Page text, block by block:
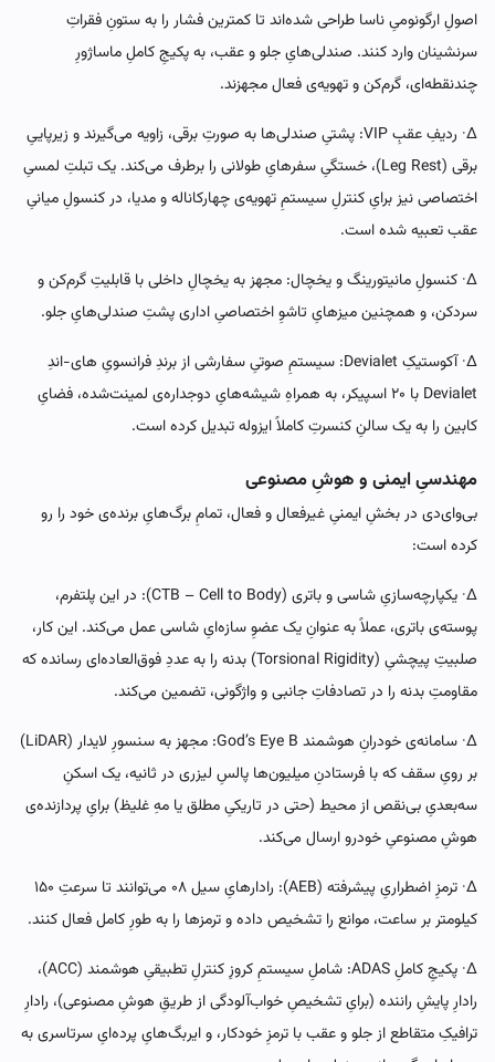
اصولِ ارگونومیِ ناسا طراحی شده‌اند تا کمترین فشار را به ستونِ فقراتِ
سرنشینان وارد کنند. صندلی‌هایِ جلو و عقب، به پکیجِ کاملِ ماساژورِ
چندنقطه‌ای، گرم‌کن و تهویه‌ی فعال مجهزند.
∆· ردیفِ عقبِ VIP: پشتیِ صندلی‌ها به صورتِ برقی، زاویه می‌گیرند و زیرپاییِ
برقی (Leg Rest)، خستگیِ سفرهایِ طولانی را برطرف می‌کند. یک تبلتِ لمسیِ
اختصاصی نیز برایِ کنترلِ سیستمِ تهویه‌ی چهارکاناله و مدیا، در کنسولِ میانیِ
عقب تعبیه شده است.
∆· کنسولِ مانیتورینگ و یخچال: مجهز به یخچالِ داخلی با قابلیتِ گرم‌کن و
سردکن، و همچنین میزهایِ تاشوِ اختصاصیِ اداری پشتِ صندلی‌هایِ جلو.
∆· آکوستیکِ Devialet: سیستمِ صوتیِ سفارشی از برندِ فرانسویِ های-اندِ
Devialet با ۲۰ اسپیکر، به همراهِ شیشه‌هایِ دوجداره‌ی لمینت‌شده، فضایِ
کابین را به یک سالنِ کنسرتِ کاملاً ایزوله تبدیل کرده است.
مهندسیِ ایمنی و هوشِ مصنوعی
بی‌وای‌دی در بخشِ ایمنیِ غیرفعال و فعال، تمامِ برگ‌هایِ برنده‌ی خود را رو
کرده است:
∆· یکپارچه‌سازیِ شاسی و باتری (CTB – Cell to Body): در این پلتفرم،
پوسته‌ی باتری، عملاً به عنوانِ یک عضوِ سازه‌ایِ شاسی عمل می‌کند. این کار،
صلبیتِ پیچشیِ (Torsional Rigidity) بدنه را به عددِ فوق‌العاده‌ای رسانده که
مقاومتِ بدنه را در تصادفاتِ جانبی و واژگونی، تضمین می‌کند.
∆· سامانه‌ی خودرانِ هوشمند God’s Eye B: مجهز به سنسورِ لایدار (LiDAR)
بر رویِ سقف که با فرستادنِ میلیون‌ها پالسِ لیزری در ثانیه، یک اسکنِ
سه‌بعدیِ بی‌نقص از محیط (حتی در تاریکیِ مطلق یا مهِ غلیظ) برایِ پردازنده‌ی
هوشِ مصنوعیِ خودرو ارسال می‌کند.
∆· ترمزِ اضطراریِ پیشرفته (AEB): رادارهایِ سیل ۰۸ می‌توانند تا سرعتِ ۱۵۰
کیلومتر بر ساعت، موانع را تشخیص داده و ترمزها را به طورِ کامل فعال کنند.
∆· پکیجِ کاملِ ADAS: شاملِ سیستمِ کروزِ کنترلِ تطبیقیِ هوشمند (ACC)،
رادارِ پایشِ راننده (برایِ تشخیصِ خواب‌آلودگی از طریقِ هوشِ مصنوعی)، رادارِ
ترافیکِ متقاطع از جلو و عقب با ترمزِ خودکار، و ایربگ‌هایِ پرده‌ایِ سرتاسری به